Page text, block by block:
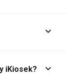
iKiosek?